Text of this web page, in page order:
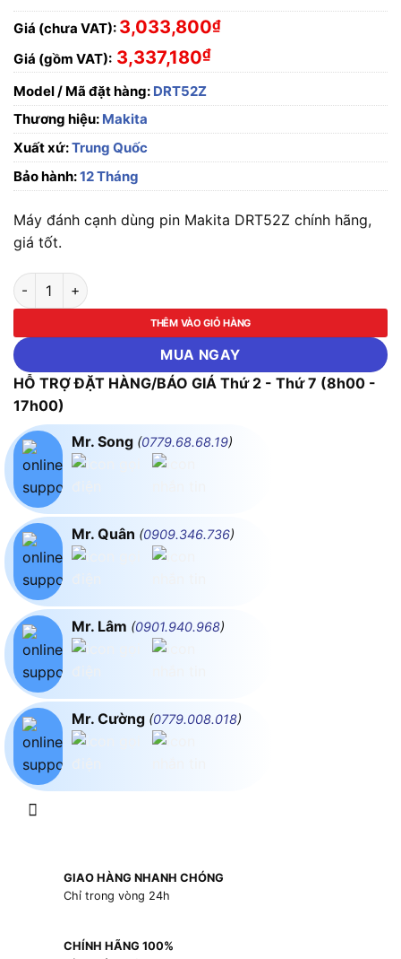
Giá (chưa VAT): 3,033,800₫
Giá (gồm VAT): 3,337,180₫
Model / Mã đặt hàng: DRT52Z
Thương hiệu: Makita
Xuất xứ:Trung Quốc
Bảo hành:12 Tháng
Máy đánh cạnh dùng pin Makita DRT52Z chính hãng,
giá tốt.
Máy đánh cạnh dùng pin Makita DRT52Z (Chưa kèm Pin &
THÊM VÀO GIỎ HÀNG
MUA NGAY
HỖ TRỢ ĐẶT HÀNG/BÁO GIÁ Thứ 2 - Thứ 7 (8h00 -
17h00)
Mr. Song (0779.68.68.19)
Mr. Quân (0909.346.736)
Mr. Lâm (0901.940.968)
Mr. Cường (0779.008.018)
GIAO HÀNG NHANH CHÓNG
Chỉ trong vòng 24h
CHÍNH HÃNG 100%